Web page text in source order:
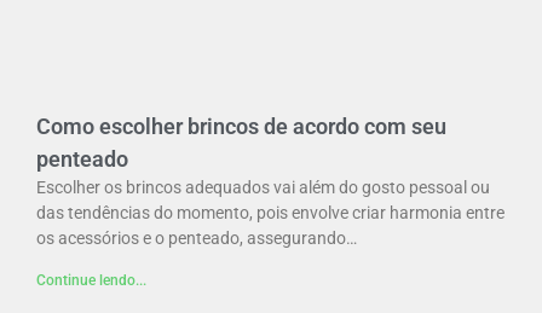
Como escolher brincos de acordo com seu
penteado
Escolher os brincos adequados vai além do gosto pessoal ou
das tendências do momento, pois envolve criar harmonia entre
os acessórios e o penteado, assegurando…
Continue lendo...